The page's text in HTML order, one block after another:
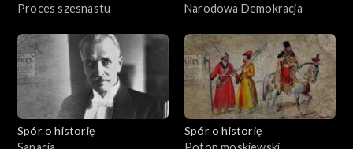
Proces szesnastu
Narodowa Demokracja
Spór o historię
Spór o historię